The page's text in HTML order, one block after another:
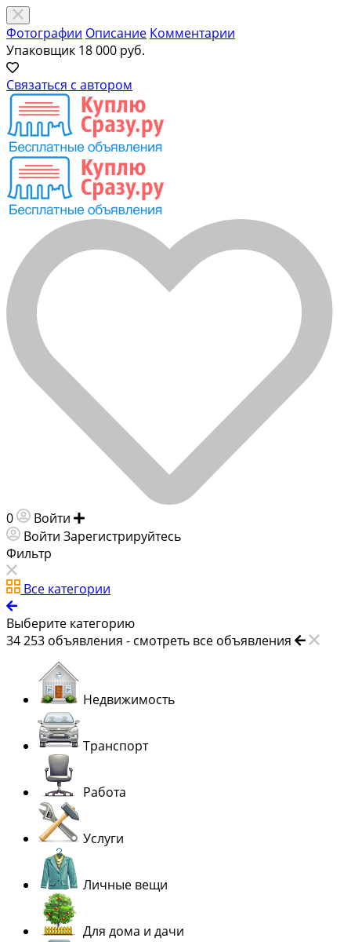
Фотографии Описание Комментарии
Упаковщик 18 000 руб.
Связаться с автором
0 Войти
Войти Зарегистрируйтесь
Фильтр
Все категории
Выберите категорию
34 253 объявления - смотреть все объявления
Недвижимость
Транспорт
Работа
Услуги
Личные вещи
Для дома и дачи